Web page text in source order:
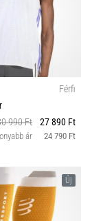
Férfi
990 Ft
27 890 Ft
ár 24 790 Ft
Új